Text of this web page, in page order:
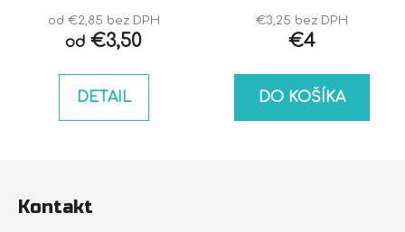
od €2,85 bez DPH
od €3,50
DETAIL
€3,25 bez DPH
€4
DO KOŠÍKA
Kontakt